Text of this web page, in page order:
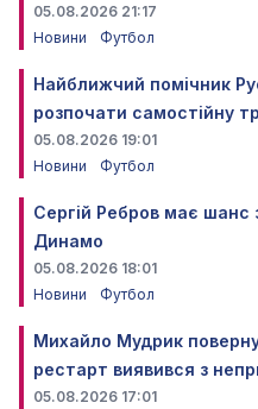
05.08.2026 21:17
Новини
Футбол
Найближчий помічник
розпочати самостійну
05.08.2026 19:01
Новини
Футбол
Сергій Ребров має шанс
Динамо
05.08.2026 18:01
Новини
Футбол
Михайло Мудрик
рестарт виявився з
05.08.2026 17:01